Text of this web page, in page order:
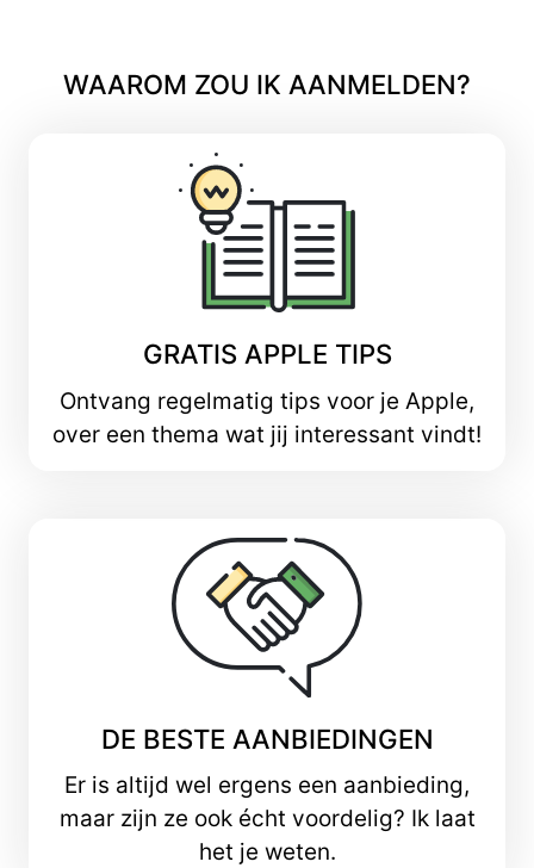
WAAROM ZOU IK AANMELDEN?
GRATIS APPLE TIPS
Ontvang regelmatig tips voor je Apple,
over een thema wat jij interessant vindt!
DE BESTE AANBIEDINGEN
Er is altijd wel ergens een aanbieding,
maar zijn ze ook écht voordelig? Ik laat
het je weten.